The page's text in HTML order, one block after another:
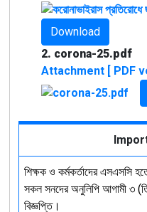
Download
2. corona-25.pdf
Attachment [ PDF
শিক্ষক ও কর্মকর্তাদের এসএসসি
সকল সনদের অনুলিপি আগামী ৩
বিজ্ঞপ্তি।